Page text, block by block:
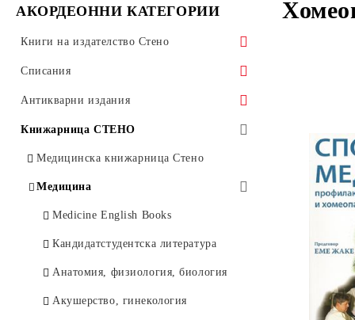
АКОРДЕОННИ КАТЕГОРИИ
Книги на издателство Стено
Морски
Технически
Медицински
Психология
Икономика
Право и дипломация
История
Философия
Документални и мемоари
Списания
Здравна икономика
Оториноларингология
Офталмология
Клинична психология
Психиатрия
Психично здраве
Антикварни издания
Научна литература
Изкуство и история
Философия
Художествена литература
Чуждоезични книги
Нотни издания
Други
Книжарница СТЕНО
Медицинска книжарница Стено
Медицина
Medicine English Books
Кандидатстудентска литература
Анатомия, физиология, биология
Акушерство, гинекология